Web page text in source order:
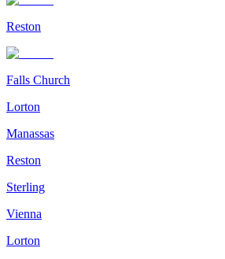
Reston
Falls Church
Lorton
Manassas
Reston
Sterling
Vienna
Lorton